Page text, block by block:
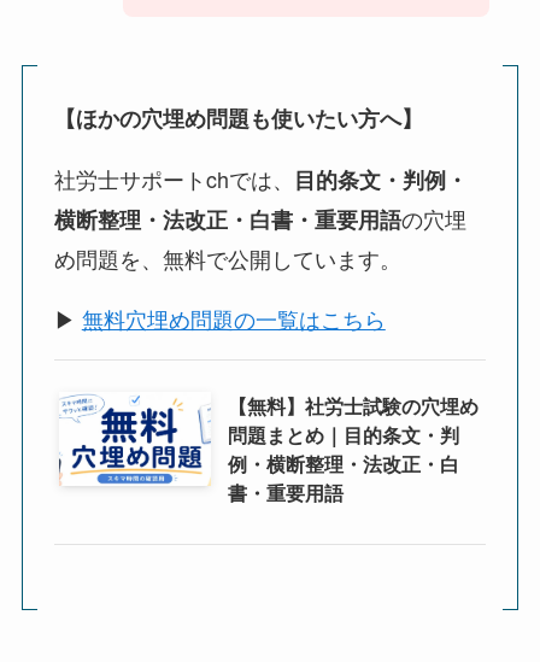
【ほかの穴埋め問題も使いたい方へ】
社労士サポートchでは、 目的条文・判例・
横断整理・法改正・白書・重要用語の穴埋
め問題を、無料で公開しています。
▶ 無料穴埋め問題の一覧はこちら
【無料】社労士試験の穴埋め
問題まとめ｜目的条文・判
例・横断整理・法改正・白
書・重要用語